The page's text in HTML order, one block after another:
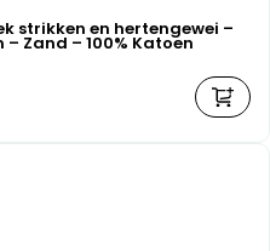
strikken en hertengewei –
Zand – 100% Katoen